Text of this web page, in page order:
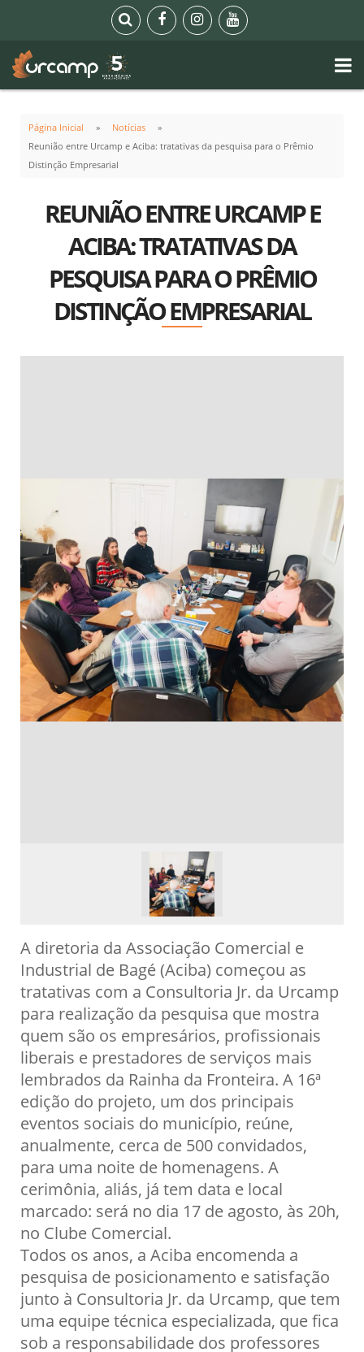
Página Inicial
Notícias
Reunião entre Urcamp e Aciba: tratativas da pesquisa para o Prêmio
Distinção Empresarial
REUNIÃO ENTRE URCAMP E
ACIBA: TRATATIVAS DA
PESQUISA PARA O PRÊMIO
DISTINÇÃO EMPRESARIAL
A diretoria da Associação Comercial e
Industrial de Bagé (Aciba) começou as
tratativas com a Consultoria Jr. da Urcamp
para realização da pesquisa que mostra
quem são os empresários, profissionais
liberais e prestadores de serviços mais
lembrados da Rainha da Fronteira. A 16ª
edição do projeto, um dos principais
eventos sociais do município, reúne,
anualmente, cerca de 500 convidados,
para uma noite de homenagens. A
cerimônia, aliás, já tem data e local
marcado: será no dia 17 de agosto, às 20h,
no Clube Comercial.
Todos os anos, a Aciba encomenda a
pesquisa de posicionamento e satisfação
junto à Consultoria Jr. da Urcamp, que tem
uma equipe técnica especializada, que fica
sob a responsabilidade dos professores